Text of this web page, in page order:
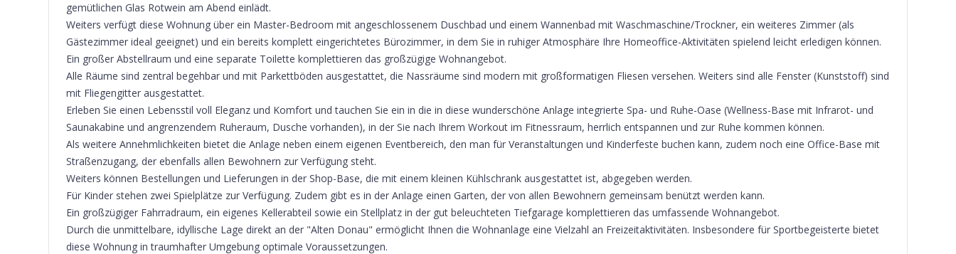
gemütlichen Glas Rotwein am Abend einlädt.
Weiters verfügt diese Wohnung über ein Master-Bedroom mit angeschlossenem Duschbad und einem Wannenbad mit Waschmaschine/Trockner, ein weiteres Zimmer (als
Gästezimmer ideal geeignet) und ein bereits komplett eingerichtetes Bürozimmer, in dem Sie in ruhiger Atmosphäre Ihre Homeoffice-Aktivitäten spielend leicht erledigen können.
Ein großer Abstellraum und eine separate Toilette komplettieren das großzügige Wohnangebot.
Alle Räume sind zentral begehbar und mit Parkettböden ausgestattet, die Nassräume sind modern mit großformatigen Fliesen versehen. Weiters sind alle Fenster (Kunststoff) sind
mit Fliegengitter ausgestattet.
Erleben Sie einen Lebensstil voll Eleganz und Komfort und tauchen Sie ein in die in diese wunderschöne Anlage integrierte Spa- und Ruhe-Oase (Wellness-Base mit Infrarot- und
Saunakabine und angrenzendem Ruheraum, Dusche vorhanden), in der Sie nach Ihrem Workout im Fitnessraum, herrlich entspannen und zur Ruhe kommen können.
Als weitere Annehmlichkeiten bietet die Anlage neben einem eigenen Eventbereich, den man für Veranstaltungen und Kinderfeste buchen kann, zudem noch eine Office-Base mit
Straßenzugang, der ebenfalls allen Bewohnern zur Verfügung steht.
Weiters können Bestellungen und Lieferungen in der Shop-Base, die mit einem kleinen Kühlschrank ausgestattet ist, abgegeben werden.
Für Kinder stehen zwei Spielplätze zur Verfügung. Zudem gibt es in der Anlage einen Garten, der von allen Bewohnern gemeinsam benützt werden kann.
Ein großzügiger Fahrradraum, ein eigenes Kellerabteil sowie ein Stellplatz in der gut beleuchteten Tiefgarage komplettieren das umfassende Wohnangebot.
Durch die unmittelbare, idyllische Lage direkt an der "Alten Donau" ermöglicht Ihnen die Wohnanlage eine Vielzahl an Freizeitaktivitäten. Insbesondere für Sportbegeisterte bietet
diese Wohnung in traumhafter Umgebung optimale Voraussetzungen.